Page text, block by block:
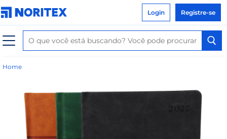
Login Registre-se
Home